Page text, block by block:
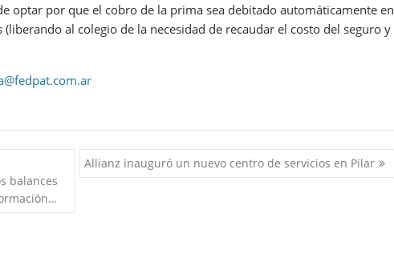
optar por que el cobro de la prima sea debitado automáticamente en
al colegio de la necesidad de recaudar el costo del seguro y
balances
Allianz inauguró un nuevo centro de servicios en Pilar